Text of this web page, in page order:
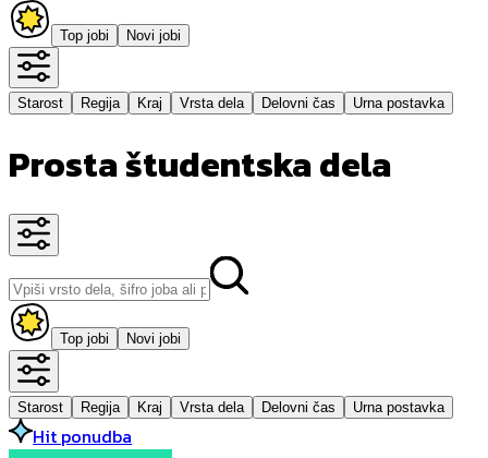
Top jobi Novi jobi
Starost Regija Kraj Vrsta dela Delovni čas Urna postavka
Prosta študentska dela
Top jobi Novi jobi
Starost Regija Kraj Vrsta dela Delovni čas Urna postavka
Hit ponudba